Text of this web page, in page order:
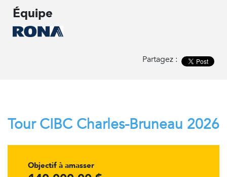
Équipe
Partagez :
Tour CIBC Charles-Bruneau 2026
Objectif à amasser